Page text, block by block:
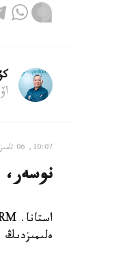
10:07, 06 تامىز 2026
نوسەر، بۇرشاق،
ەلىمىزدىڭ 16 وڭىرىندە داۋىلدى ەسكەرتۋ جاريالادى.